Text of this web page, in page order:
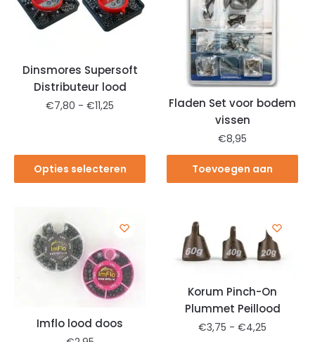
Dinsmores Supersoft
Distributeur lood
€7,80 - €11,25
Opties selecteren
Fladen Set voor bodem
vissen
€8,95
Toevoegen aan
Imflo lood doos
Korum Pinch-On
Plummet Peillood
€3,75 - €4,25